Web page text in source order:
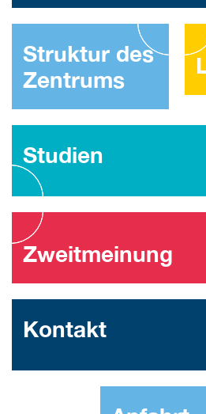
Struktur des
Zentrums
Studien
Zweitmeinung
Kontakt